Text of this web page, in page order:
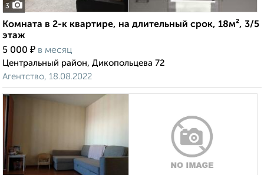
3
Комната в 2-к квартире, на длительный срок, 18м², 3/5
этаж
5 000 ₽ в месяц
Центральный район, Дикопольцева 72
Агентство, 18.08.2022